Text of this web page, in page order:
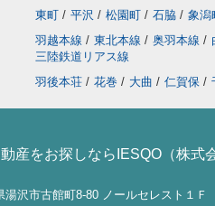
東町 / 平沢 / 松園町 / 石脇 / 象潟
羽越本線 / 東北本線 / 奥羽本線 /
三陸鉄道リアス線
羽後本荘 / 花巻 / 大曲 / 仁賀保 /
産をお探しならIESQO（株式
沢市古館町8-80 ノールセレスト１Ｆ